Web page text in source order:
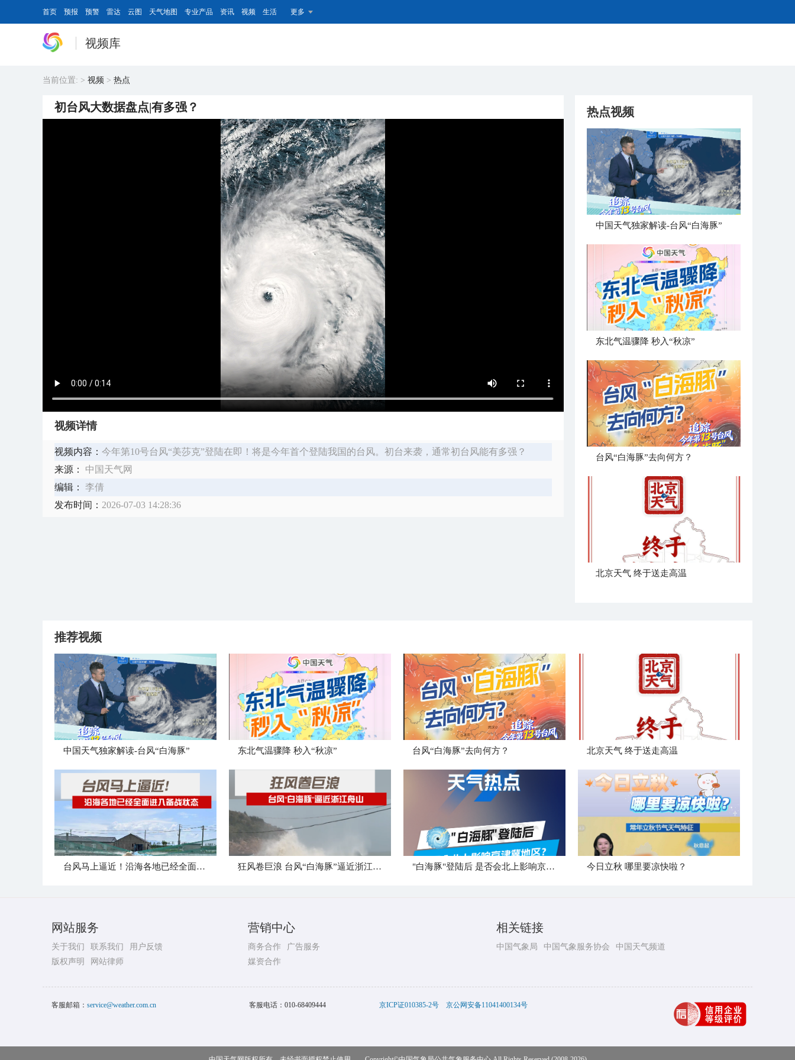
首页 预报 预警 雷达 云图 天气地图 专业产品 资讯 视频 生活 更多
视频库
当前位置: > 视频 > 热点
初台风大数据盘点|有多强？
视频详情
视频内容： ​今年第10号台风“美莎克”登陆在即！将是今年首个登陆我国的台风。初台来袭，通常初台风能有多强？
来源：
中国天气网
编辑：
李倩
发布时间： 2026-07-03 14:28:36
热点视频
中国天气独家解读-台风“白海豚”
东北气温骤降 秒入“秋凉”
台风“白海豚”去向何方？
北京天气 终于送走高温
推荐视频
中国天气独家解读-台风“白海豚” 东北气温骤降 秒入“秋凉” 台风“白海豚”去向何方？ 北京天气 终于送走高温
台风马上逼近！沿海各地已经全面进入备战状态 狂风卷巨浪 台风“白海豚”逼近浙江舟山 "白海豚"登陆后 是否会北上影响京津冀地区？ 今日立秋 哪里要凉快啦？
网站服务
关于我们 联系我们
用户反馈
版权声明
网站律师
营销中心
商务合作
广告服务
媒资合作
相关链接
中国气象局 中国气象服务协会 中国天气频道
客服邮箱： service@weather.com.cn 客服电话： 010-68409444 京ICP证010385-2号 京公网安备11041400134号